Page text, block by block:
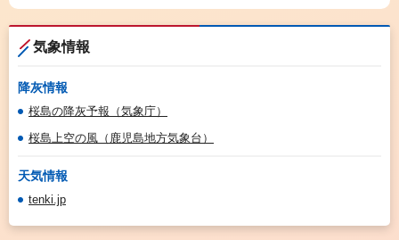
気象情報
降灰情報
桜島の降灰予報（気象庁）
桜島上空の風（鹿児島地方気象台）
天気情報
tenki.jp